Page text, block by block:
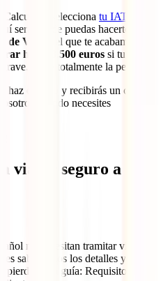
selecciona tu IATI
será donde puedas hacerte con
de Viaje
del que te acabamos de
hasta 3.500 euros si tuvieras
¡Vale totalmente la pena!
haz el pago y recibirás un correo
cuando necesites
viajar seguro a
no necesitan tramitar visado
saber todos los detalles y
pierdas esta guía: Requisitos para